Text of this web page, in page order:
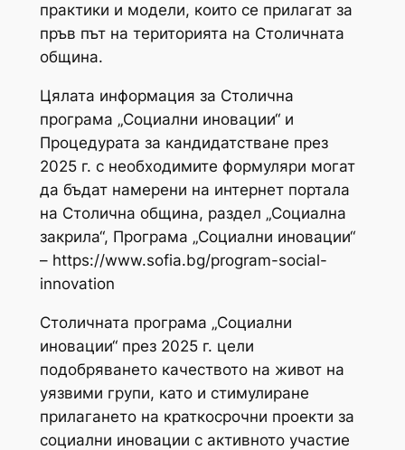
практики и модели, които се прилагат за
пръв път на територията на Столичната
община.
Цялата информация за Столична
програма „Социални иновации“ и
Процедурата за кандидатстване през
2025 г. с необходимите формуляри могат
да бъдат намерени на интернет портала
на Столична община, раздел „Социална
закрила“, Програма „Социални иновации“
– https://www.sofia.bg/program-social-
innovation
Столичната програма „Социални
иновации“ през 2025 г. цели
подобряването качеството на живот на
уязвими групи, като и стимулиране
прилагането на краткосрочни проекти за
социални иновации с активното участие